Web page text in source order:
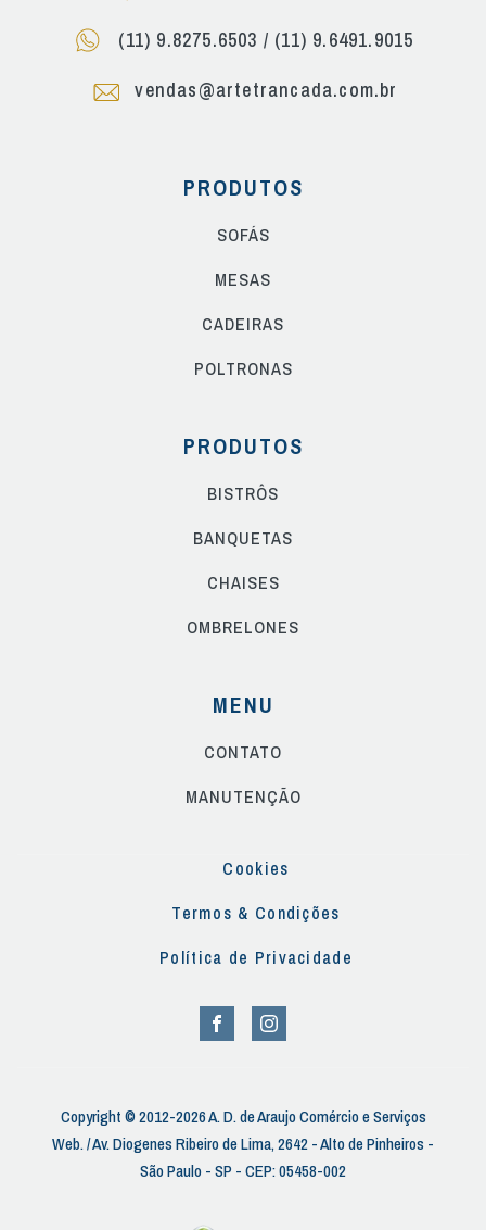
(11) 9.8275.6503 / (11) 9.6491.9015
vendas@artetrancada.com.br
PRODUTOS
SOFÁS
MESAS
CADEIRAS
POLTRONAS
PRODUTOS
BISTRÔS
BANQUETAS
CHAISES
OMBRELONES
MENU
CONTATO
MANUTENÇÃO
Cookies
Termos & Condições
Política de Privacidade
Copyright © 2012-2026 A. D. de Araujo Comércio e Serviços
Web. / Av. Diogenes Ribeiro de Lima, 2642 - Alto de Pinheiros -
São Paulo - SP - CEP: 05458-002